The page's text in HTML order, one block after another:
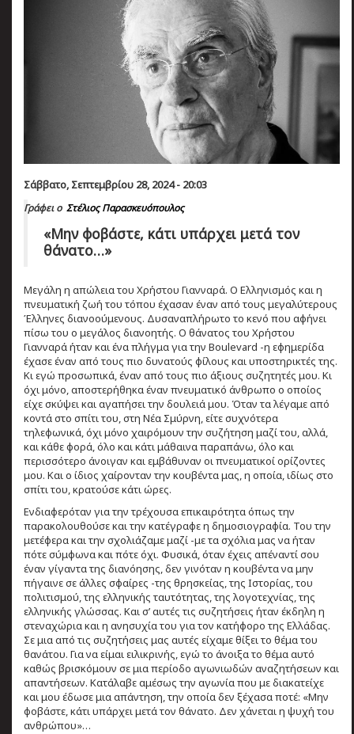
Σάββατο, Σεπτεμβρίου 28, 2024 - 20:03
Γράφει ο Στέλιος Παρασκευόπουλος
«Μην φοβάστε, κάτι υπάρχει μετά τον
θάνατο…»
Μεγάλη η απώλεια του Χρήστου Γιανναρά. Ο Ελληνισμός και η
πνευματική ζωή του τόπου έχασαν έναν από τους μεγαλύτερους
Έλληνες διανοούμενους. Δυσαναπλήρωτο το κενό που αφήνει
πίσω του ο μεγάλος διανοητής. Ο θάνατος του Χρήστου
Γιανναρά ήταν και ένα πλήγμα για την Boulevard -η εφημερίδα
έχασε έναν από τους πιο δυνατούς φίλους και υποστηρικτές της.
Κι εγώ προσωπικά, έναν από τους πιο άξιους συζητητές μου. Κι
όχι μόνο, αποστερήθηκα έναν πνευματικό άνθρωπο ο οποίος
είχε σκύψει και αγαπήσει την δουλειά μου. Όταν τα λέγαμε από
κοντά στο σπίτι του, στη Νέα Σμύρνη, είτε συχνότερα
τηλεφωνικά, όχι μόνο χαιρόμουν την συζήτηση μαζί του, αλλά,
και κάθε φορά, όλο και κάτι μάθαινα παραπάνω, όλο και
περισσότερο άνοιγαν και εμβάθυναν οι πνευματικοί ορίζοντες
μου. Και ο ίδιος χαίρονταν την κουβέντα μας, η οποία, ιδίως στο
σπίτι του, κρατούσε κάτι ώρες.
Ενδιαφερόταν για την τρέχουσα επικαιρότητα όπως την
παρακολουθούσε και την κατέγραφε η δημοσιογραφία. Του την
μετέφερα και την σχολιάζαμε μαζί -με τα σχόλια μας να ήταν
πότε σύμφωνα και πότε όχι. Φυσικά, όταν έχεις απέναντί σου
έναν γίγαντα της διανόησης, δεν γινόταν η κουβέντα να μην
πήγαινε σε άλλες σφαίρες -της θρησκείας, της Ιστορίας, του
πολιτισμού, της ελληνικής ταυτότητας, της λογοτεχνίας, της
ελληνικής γλώσσας. Και σ’ αυτές τις συζητήσεις ήταν έκδηλη η
στεναχώρια και η ανησυχία του για τον κατήφορο της Ελλάδας.
Σε μια από τις συζητήσεις μας αυτές είχαμε θίξει το θέμα του
θανάτου. Για να είμαι ειλικρινής, εγώ το άνοιξα το θέμα αυτό
καθώς βρισκόμουν σε μια περίοδο αγωνιωδών αναζητήσεων και
απαντήσεων. Κατάλαβε αμέσως την αγωνία που με διακατείχε
και μου έδωσε μια απάντηση, την οποία δεν ξέχασα ποτέ: «Μην
φοβάστε, κάτι υπάρχει μετά τον θάνατο. Δεν χάνεται η ψυχή του
ανθρώπου»…